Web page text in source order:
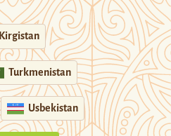
Kirgistan
Turkmenistan
Usbekistan